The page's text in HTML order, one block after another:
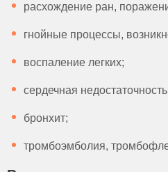
расхождение ран,
гнойные процессы,
воспаление легких;
сердечная
бронхит;
тромбоэмболия,